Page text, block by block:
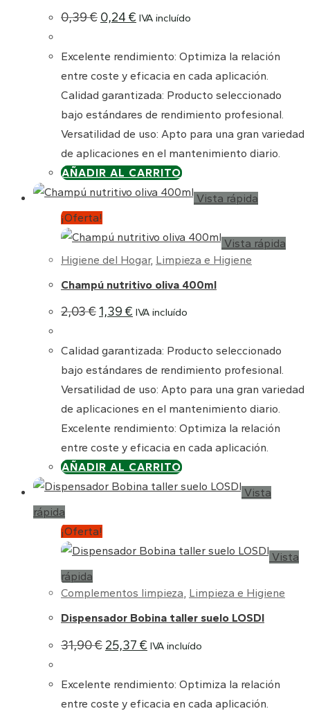
0,39€ El
precio
era:
0,39 €.
0,24 € El
precio
es:
0,24 €.
IVA incluído
Excelente rendimiento: Optimiza la relación
entre coste y eficacia en cada aplicación.
Calidad garantizada: Producto seleccionado
bajo estándares de rendimiento profesional.
Versatilidad de uso: Apto para una gran variedad
de aplicaciones en el mantenimiento diario.
AÑADIR AL CARRITO
Vista rápida
¡Oferta!
Vista rápida
Higiene del Hogar, Limpieza e Higiene
Champú nutritivo oliva 400ml
2,03€El
precio
era:
2,03 €.
1,39 € El
precio
es:
1,39 €.
IVA incluído
Calidad garantizada: Producto seleccionado
bajo estándares de rendimiento profesional.
Versatilidad de uso: Apto para una gran variedad
de aplicaciones en el mantenimiento diario.
Excelente rendimiento: Optimiza la relación
entre coste y eficacia en cada aplicación.
AÑADIR AL CARRITO
Vista
rápida
¡Oferta!
Vista
rápida
Complementos limpieza, Limpieza e Higiene
Dispensador Bobina taller suelo LOSDI
31,90€ El
precio
era:
31,90 €.
25,37 € El
precio
es:
25,37 €.
IVA incluído
Excelente rendimiento: Optimiza la relación
entre coste y eficacia en cada aplicación.